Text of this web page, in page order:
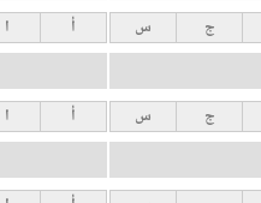
ج س أ ا
ج س أ ا